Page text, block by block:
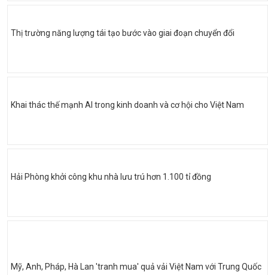
Thị trường năng lượng tái tạo bước vào giai đoạn chuyển đổi
Khai thác thế mạnh AI trong kinh doanh và cơ hội cho Việt Nam
Hải Phòng khởi công khu nhà lưu trú hơn 1.100 tỉ đồng
Mỹ, Anh, Pháp, Hà Lan 'tranh mua' quả vải Việt Nam với Trung Quốc